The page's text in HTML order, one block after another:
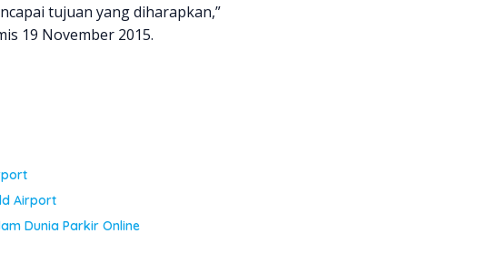
tujuan yang diharapkan,”
19 November 2015.
Airport
Dunia Parkir Online